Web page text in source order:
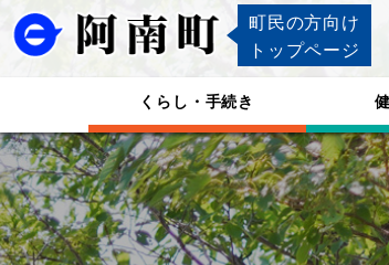
町民の方向け
トップページ
くらし・手続き